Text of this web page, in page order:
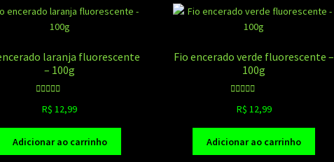
laranja fluorescente
– 100g
5.00de 5
R$ 12,99
Adicionar ao carrinho
Fio encerado verde fluorescente –
100g
5.00de 5
R$ 12,99
Adicionar ao carrinho